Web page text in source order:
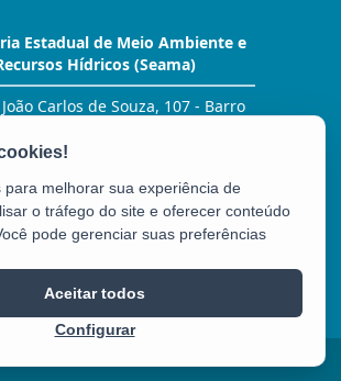
Estadual de Meio Ambiente e
Hídricos (Seama)
Carlos de Souza, 107 - Barro
29057-530 - Vitória / ES
gabinete@seama.es.gov.br
para melhorar sua experiência de
o tráfego do site e oferecer conteúdo
pode gerenciar suas preferências
Configurar
Aceitar todos